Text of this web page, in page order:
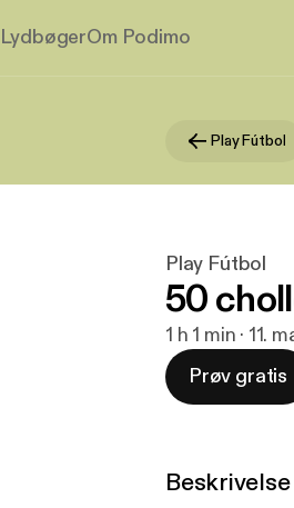
LydbøgerOm Podimo
Play Fútbol
Play Fútbol
50
1 h 1 min · 11.
Prøv gratis
Beskrivelse